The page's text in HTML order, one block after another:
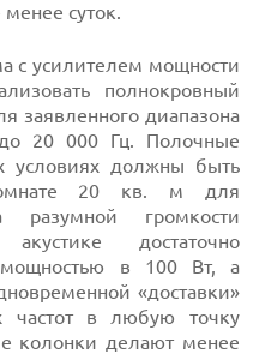
менее суток.
с усилителем мощности
полнокровный
заявленного диапазона
20 000 Гц. Полочные
условиях должны быть
20 кв. м для
разумной громкости
достаточно
мощностью в 100 Вт, а
«доставки»
частот в любую точку
колонки делают менее